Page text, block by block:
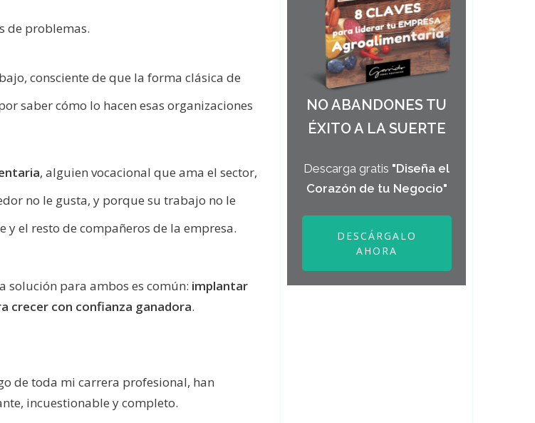
de problemas.
consciente de que la forma clásica de
saber cómo lo hacen esas organizaciones
, alguien vocacional que ama el sector,
no le gusta, y porque su trabajo no le
y el resto de compañeros de la empresa.
solución para ambos es común: implantar
crecer con confianza ganadora.
de toda mi carrera profesional, han
incuestionable y completo.
NO ABANDONES TU
ÉXITO A LA SUERTE
Descarga gratis "Diseña el
Corazón de tu Negocio"
DESCÁRGALO
AHORA